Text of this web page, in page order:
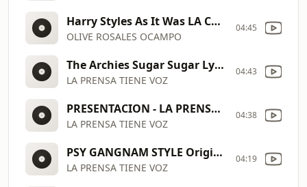
Harry Styles As It Was LA CANCIÓN DE LA SEMANA
OLIVE ROSALES OCAMPO
04:45
The Archies Sugar Sugar Lyrics
LA PRENSA TIENE VOZ
04:43
PRESENTACION - LA PRENSA TIENE VOZ
LA PRENSA TIENE VOZ
04:38
PSY GANGNAM STYLE Original Video
LA PRENSA TIENE VOZ
04:19